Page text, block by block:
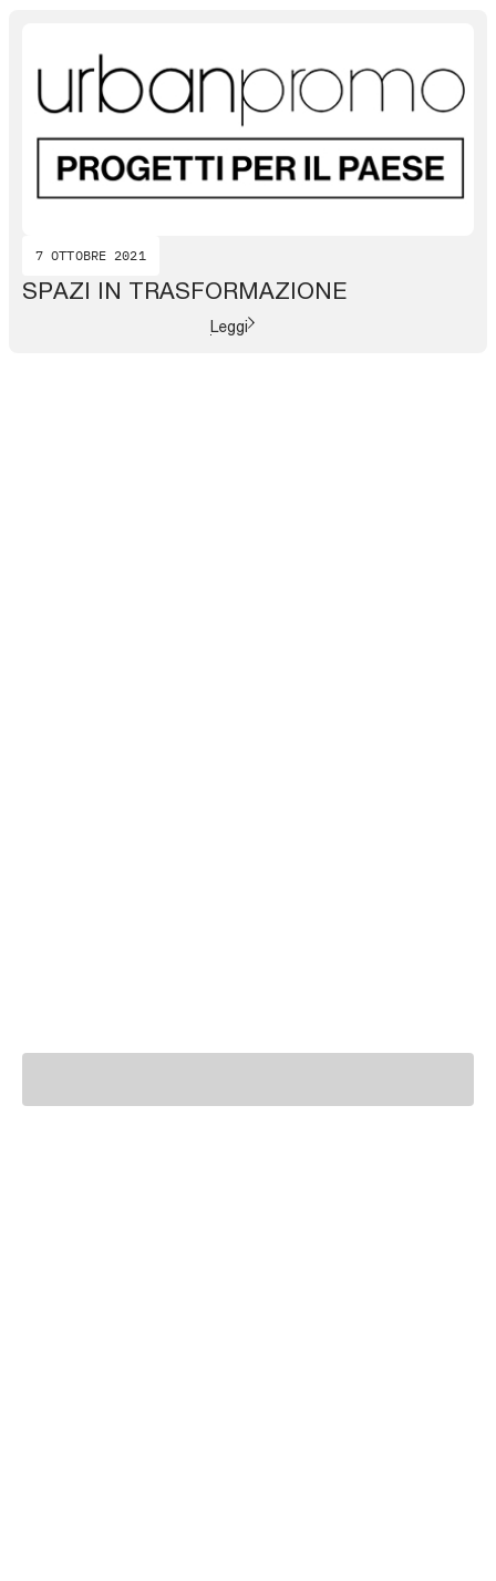
7 OTTOBRE 2021
SPAZI IN TRASFORMAZIONE
Leggi